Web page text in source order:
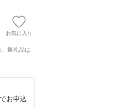
お気に入り
返礼品は
お申込